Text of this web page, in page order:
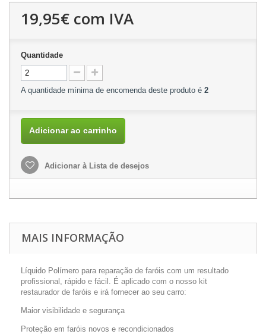
19,95€ com IVA
Quantidade
A quantidade mínima de encomenda deste produto é 2
Adicionar ao carrinho
Adicionar à Lista de desejos
MAIS INFORMAÇÃO
Líquido Polímero para reparação de faróis com um resultado
profissional, rápido e fácil. É aplicado com o nosso kit
restaurador de faróis e irá fornecer ao seu carro:
Maior visibilidade e segurança
Proteção em faróis novos e recondicionados